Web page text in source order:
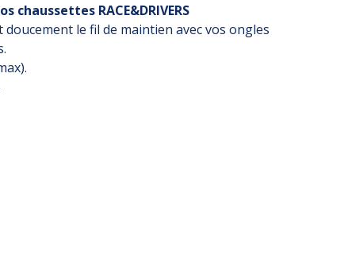
chaussettes RACE&DRIVERS
le fil de maintien avec vos ongles